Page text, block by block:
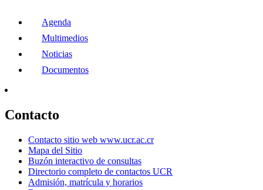
Agenda
Multimedios
Noticias
Documentos
Contacto
Contacto sitio web www.ucr.ac.cr
Mapa del Sitio
Buzón interactivo de consultas
Directorio completo de contactos UCR
Admisión, matrícula y horarios